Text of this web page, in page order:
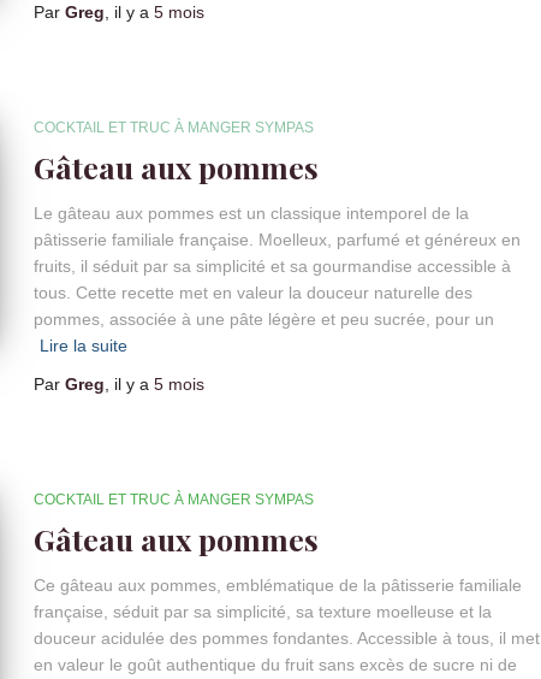
Par Greg , il y a 5 mois
COCKTAIL ET TRUC À MANGER SYMPAS
Gâteau aux pommes
Le gâteau aux pommes est un classique intemporel de la
pâtisserie familiale française. Moelleux, parfumé et généreux en
fruits, il séduit par sa simplicité et sa gourmandise accessible à
tous. Cette recette met en valeur la douceur naturelle des
pommes, associée à une pâte légère et peu sucrée, pour un
Lire la suite
Par Greg , il y a 5 mois
COCKTAIL ET TRUC À MANGER SYMPAS
Gâteau aux pommes
Ce gâteau aux pommes, emblématique de la pâtisserie familiale
française, séduit par sa simplicité, sa texture moelleuse et la
douceur acidulée des pommes fondantes. Accessible à tous, il met
en valeur le goût authentique du fruit sans excès de sucre ni de